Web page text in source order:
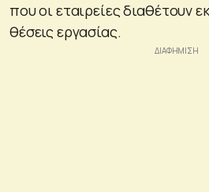
που οι εταιρείες διαθέτουν
θέσεις εργασίας.